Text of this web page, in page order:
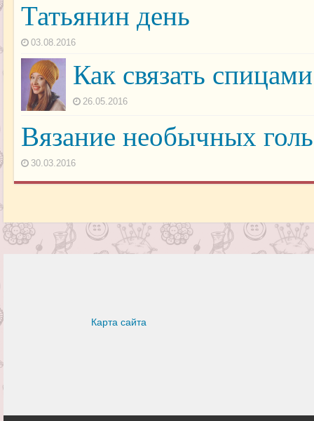
Татьянин день
03.08.2016
Как связать
26.05.2016
Вязание необычных
30.03.2016
Карта сайта